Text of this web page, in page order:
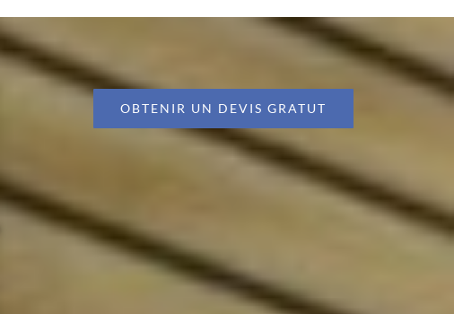
OBTENIR UN DEVIS GRATUT